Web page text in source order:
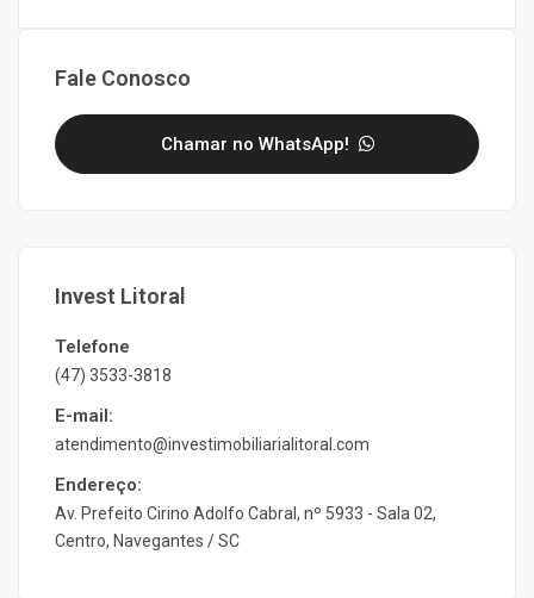
Fale Conosco
Chamar no WhatsApp!
Invest Litoral
Telefone
(47) 3533-3818
E-mail:
atendimento@investimobiliarialitoral.com
Endereço:
Av. Prefeito Cirino Adolfo Cabral, nº 5933 - Sala 02,
Centro, Navegantes / SC